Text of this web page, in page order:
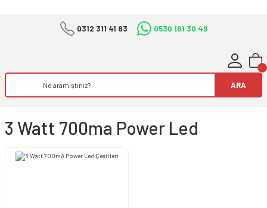
0312 311 41 83 0530 181 30 49
ARA
3 Watt 700ma Power Led